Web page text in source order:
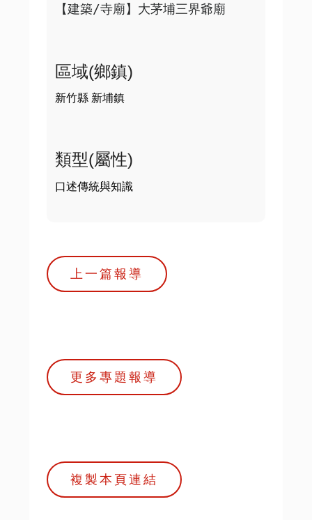
【建築/寺廟】大茅埔三界爺廟
區域(鄉鎮)
新竹縣 新埔鎮
類型(屬性)
口述傳統與知識
上一篇報導
更多專題報導
複製本頁連結